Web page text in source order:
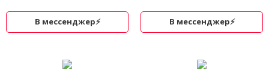
В мессенджер⚡ В мессенджер⚡